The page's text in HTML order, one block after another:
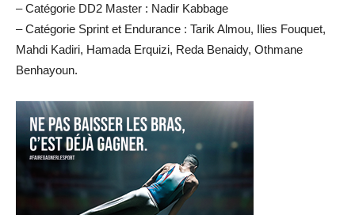
– Catégorie DD2 Master : Nadir Kabbage
– Catégorie Sprint et Endurance : Tarik Almou, Ilies Fouquet,
Mahdi Kadiri, Hamada Erquizi, Reda Benaidy, Othmane
Benhayoun.